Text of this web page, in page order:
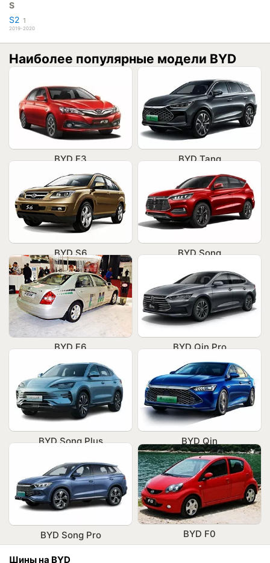
S
S2 1
2019-2020
Наиболее популярные модели BYD
BYD F3 BYD Tang
BYD S6 BYD Song
BYD F6 BYD Qin Pro
BYD Song Plus BYD Qin
BYD Song Pro BYD F0
Шины на BYD